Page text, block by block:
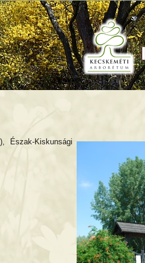
Észak-Kiskunsági